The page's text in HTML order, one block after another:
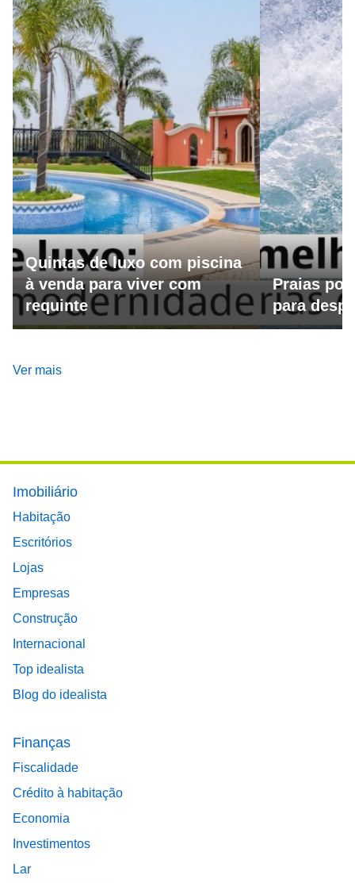
Quintas de luxo com piscina
à venda para viver com
requinte
Praias
para
Ver mais
Footer main menu
Imobiliário
Habitação
Escritórios
Lojas
Empresas
Construção
Internacional
Top idealista
Blog do idealista
Finanças
Fiscalidade
Crédito à habitação
Economia
Investimentos
Lar